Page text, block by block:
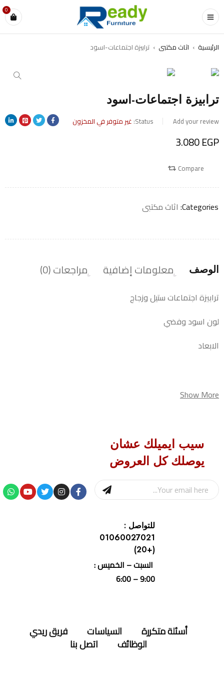
0
الرئيسية › اثاث مكتبى › ترابيزة اجتماعات-اسود
ترابيزة اجتماعات-اسود
Add your review
Status: غير متوفر في المخزون
3.080EGP
Compare
Categories: اثاث مكتبى
الوصف معلومات إضافية مراجعات (0)
ترابيزة اجتماعات ستيل وزجاج
لون اسود وفضي
الابعاد
Show More
سيب ايميلك عشان
يوصلك كل العروض
للتواصل :
01060027021
(+20)
السبت – الخميس :
9:00 – 6:00
أسئلة متكررة السياسات فريق ريدي
الوظائف اتصل بنا